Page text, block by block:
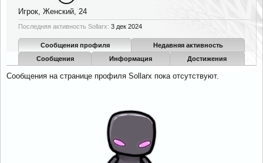
Игрок, Женский, 24
Последняя активность Sollarx: 3 дек 2024
Сообщения профиля
Недавняя активность
Сообщения
Информация Достижения
Сообщения на странице профиля Sollarx пока отсутствуют.